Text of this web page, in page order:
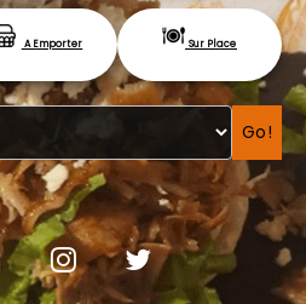
A Emporter Sur Place
Go!